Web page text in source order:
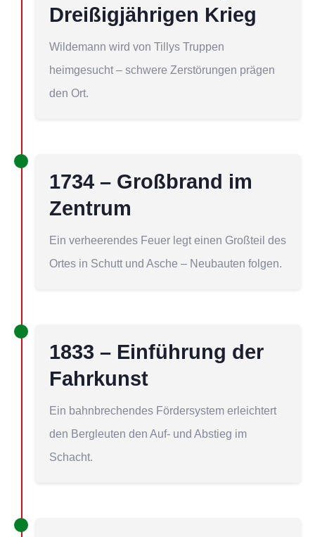
Dreißigjährigen Krieg
Wildemann wird von Tillys Truppen
heimgesucht – schwere Zerstörungen prägen
den Ort.
1734 – Großbrand im
Zentrum
Ein verheerendes Feuer legt einen Großteil des
Ortes in Schutt und Asche – Neubauten folgen.
1833 – Einführung der
Fahrkunst
Ein bahnbrechendes Fördersystem erleichtert
den Bergleuten den Auf- und Abstieg im
Schacht.